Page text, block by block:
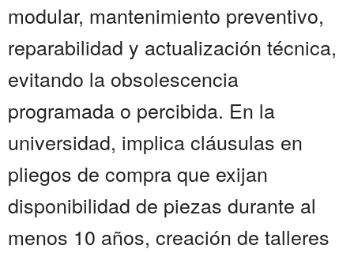
modular, mantenimiento preventivo,
reparabilidad y actualización técnica,
evitando la obsolescencia
programada o percibida. En la
universidad, implica cláusulas en
pliegos de compra que exijan
disponibilidad de piezas durante al
menos 10 años, creación de talleres